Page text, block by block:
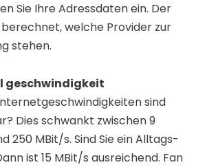
Sie Ihre Adressdaten ein. Der
welche Provider zur
stehen.
geschwindigkeit
sind
Dies schwankt zwischen 9
250 MBit/s. Sind Sie ein Alltags-
ist 15 MBit/s ausreichend. Fan